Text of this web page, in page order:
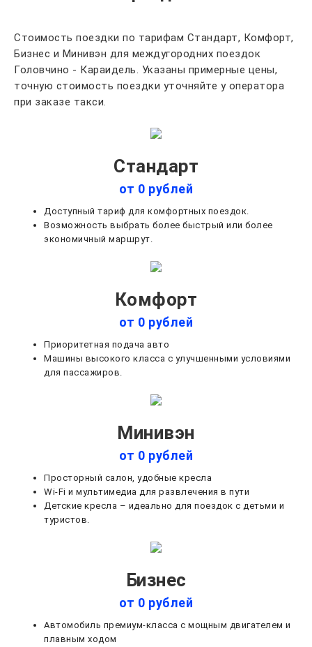
Стоимость поездки по тарифам Стандарт, Комфорт,
Бизнес и Минивэн для междугородних поездок
Головчино - Караидель. Указаны примерные цены,
точную стоимость поездки уточняйте у оператора
при заказе такси.
Стандарт
от 0 рублей
Доступный тариф для комфортных поездок.
Возможность выбрать более быстрый или более
экономичный маршрут.
Комфорт
от 0 рублей
Приоритетная подача авто
Машины высокого класса с улучшенными условиями
для пассажиров.
Минивэн
от 0 рублей
Просторный салон, удобные кресла
Wi-Fi и мультимедиа для развлечения в пути
Детские кресла – идеально для поездок с детьми и
туристов.
Бизнес
от 0 рублей
Автомобиль премиум-класса с мощным двигателем и
плавным ходом